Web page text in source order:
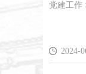
党建工作
2024-